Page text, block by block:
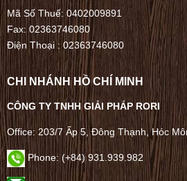
Mã Số Thuế: 0402009891
Fax: 02363746080
Điện Thoại :02363746080
CHI NHÁNH HỒ CHÍ MINH
CÔNG TY TNHH GIẢI PHÁP RORI
Office: 203/7 Ấp 5, Đông Thạnh, Hóc
Phone: (+84) 931.939.982